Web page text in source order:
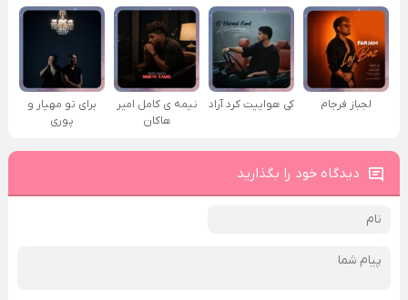
لجباز فرجام کی هواییت کرد آراد
نیمه ی کامل امیر
هاکان
برای تو مهیار و
پوری
دیدگاه خود را بگذارید